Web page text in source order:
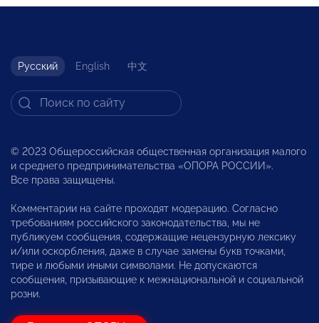
Русский English 中文
© 2023 Общероссийская общественная организация малого
и среднего предпринимательства «ОПОРА РОССИИ».
Все права защищены.
Комментарии на сайте проходят модерацию. Согласно
требованиям российского законодательства, мы не
публикуем сообщения, содержащие нецензурную лексику
и/или оскорбления, даже в случае замены букв точками,
тире и любыми иными символами. Не допускаются
сообщения, призывающие к межнациональной и социальной
розни.